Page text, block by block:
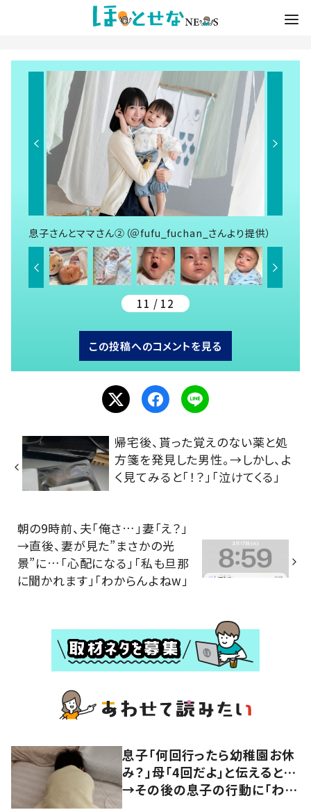
息子さんとママさん②（＠fufu_fuchan_さんより提供）
11 / 12
この投稿へのコメントを見る
帰宅後、貰った覚えのない薬と処
方箋を発見した男性。→しかし、よ
く見てみると「！？」「泣けてくる」
朝の9時前、夫「俺さ…」妻「え？」
→直後、妻が見た”まさかの光
景”に…「心配になる」「私も旦那
に聞かれます」「わからんよねw」
息子「何回行ったら幼稚園お休
み？」母「4回だよ」と伝えると…
→その後の息子の行動に「わか